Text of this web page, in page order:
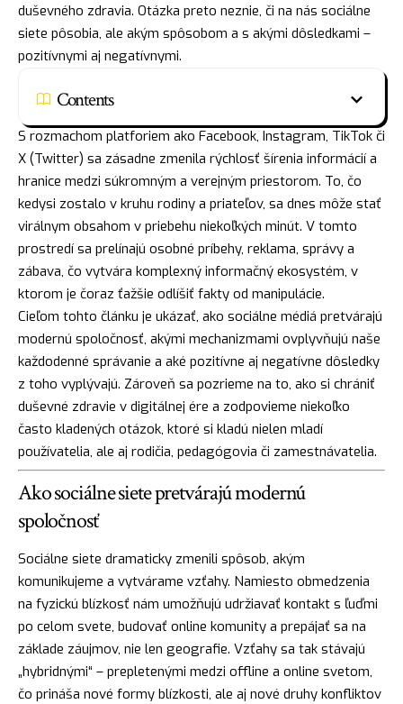
duševného zdravia. Otázka preto neznie, či na nás sociálne
siete pôsobia, ale akým spôsobom a s akými dôsledkami –
pozitívnymi aj negatívnymi.
Contents
S rozmachom platforiem ako Facebook, Instagram, TikTok či
X (Twitter) sa zásadne zmenila rýchlosť šírenia informácií a
hranice medzi súkromným a verejným priestorom. To, čo
kedysi zostalo v kruhu rodiny a priateľov, sa dnes môže stať
virálnym obsahom v priebehu niekoľkých minút. V tomto
prostredí sa prelínajú osobné príbehy, reklama, správy a
zábava, čo vytvára komplexný informačný ekosystém, v
ktorom je čoraz ťažšie odlíšiť fakty od manipulácie.
Cieľom tohto článku je ukázať, ako sociálne médiá pretvárajú
modernú spoločnosť, akými mechanizmami ovplyvňujú naše
každodenné správanie a aké pozitívne aj negatívne dôsledky
z toho vyplývajú. Zároveň sa pozrieme na to, ako si chrániť
duševné zdravie v digitálnej ére a zodpovieme niekoľko
často kladených otázok, ktoré si kladú nielen mladí
používatelia, ale aj rodičia, pedagógovia či zamestnávatelia.
Ako sociálne siete pretvárajú modernú
spoločnosť
Sociálne siete dramaticky zmenili spôsob, akým
komunikujeme a vytvárame vzťahy. Namiesto obmedzenia
na fyzickú blízkosť nám umožňujú udržiavať kontakt s ľuďmi
po celom svete, budovať online komunity a prepájať sa na
základe záujmov, nie len geografie. Vzťahy sa tak stávajú
„hybridnými“ – prepletenými medzi offline a online svetom,
čo prináša nové formy blízkosti, ale aj nové druhy konfliktov